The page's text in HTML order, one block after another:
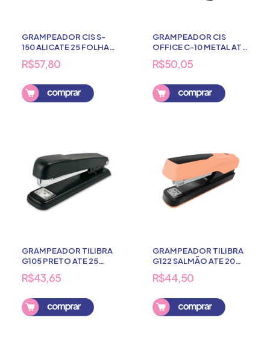
GRAMPEADOR CIS S-
150 ALICATE 25 FOLHAS
26/6
R$57,80
GRAMPEADOR CIS
OFFICE C-10 METAL ATE
25 FOLHAS
R$50,05
GRAMPEADOR TILIBRA
G105 PRETO ATE 25
FOLHAS
R$43,65
GRAMPEADOR TILIBRA
G122 SALMÃO ATE 20
FOLHAS
R$44,50